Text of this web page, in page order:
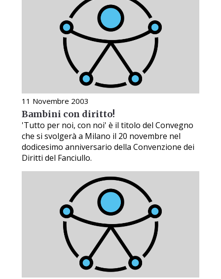
11 Novembre 2003
Bambini con diritto!
'Tutto per noi, con noi' è il titolo del Convegno
che si svolgerà a Milano il 20 novembre nel
dodicesimo anniversario della Convenzione dei
Diritti del Fanciullo.